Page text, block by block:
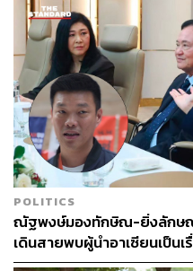
POLITICS
ณัฐพงษ์มองทักษิณ-ยิ่งลักษ
เดินสายพบผู้นำอาเซียนเป็น
ประชาชนได้